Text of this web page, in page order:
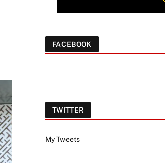
FACEBOOK
TWITTER
My Tweets